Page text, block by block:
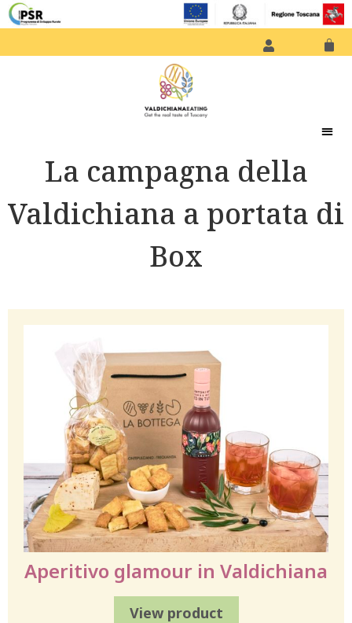
La campagna della
Valdichiana a portata di
Box
Aperitivo glamour in Valdichiana
View product